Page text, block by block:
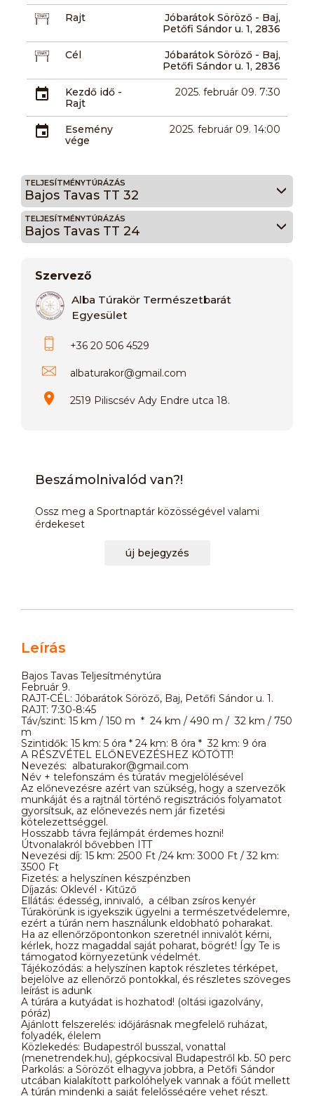
Rajt
Jóbarátok Söröző - Baj,
Petőfi Sándor u. 1, 2836
Cél
Jóbarátok Söröző - Baj,
Petőfi Sándor u. 1, 2836
Kezdő idő -
Rajt
2025. február 09. 7:30
Esemény
vége
2025. február 09. 14:00
TELJESÍTMÉNYTÚRÁZÁS
Bajos Tavas TT 32
TELJESÍTMÉNYTÚRÁZÁS
Bajos Tavas TT 24
Szervező
Alba Túrakör Természetbarát
Egyesület
+36 20 506 4529
albaturakor@gmail.com
2519 Piliscsév Ady Endre utca 18.
Beszámolnivalód van?!
Ossz meg a Sportnaptár közösségével valami
érdekeset
új bejegyzés
Leírás
Bajos Tavas Teljesítménytúra
Február 9.
​RAJT-CÉL: Jóbarátok Söröző, Baj, Petőfi Sándor u. 1.
RAJT: 7:30-8:45
Táv/szint: 15 km / 150 m * 24 km / 490 m / 32 km / 750
m
Szintidők: 15 km: 5 óra * 24 km: 8 óra * 32 km: 9 óra
A RÉSZVÉTEL ELŐNEVEZÉSHEZ KÖTÖTT!​​
Nevezés: albaturakor@gmail.com
Név + telefonszám és túratáv megjelölésével
Az előnevezésre azért van szükség, hogy a szervezők
munkáját és a rajtnál történő regisztrációs folyamatot
gyorsítsuk, az előnevezés nem jár fizetési
kötelezettséggel.
Hosszabb távra fejlámpát érdemes hozni!
Útvonalakról bővebben ITT
Nevezési díj: 15 km: 2500 Ft /24 km: 3000 Ft / 32 km:
3500 Ft
Fizetés: a helyszínen készpénzben
Díjazás: Oklevél • Kitűző
Ellátás: édesség, innivaló, a célban zsíros kenyér
Túrakörünk is igyekszik ügyelni a természetvédelemre,
ezért a túrán nem használunk eldobható poharakat.
Ha az ellenőrzőpontonkon szeretnél innivalót kérni,
kérlek, hozz magaddal saját poharat, bögrét! Így Te is
támogatod környezetünk védelmét.
Tájékozódás: a helyszínen kaptok részletes térképet,
bejelölve az ellenőrző pontokkal, és részletes szöveges
leírást is adunk
A túrára a kutyádat is hozhatod! (oltási igazolvány,
póráz)
Ajánlott felszerelés: időjárásnak megfelelő ruházat,
folyadék, élelem
Közlekedés: Budapestről busszal, vonattal
(menetrendek.hu), gépkocsival Budapestről kb. 50 perc
Parkolás: a Sörözőt elhagyva jobbra, a Petőfi Sándor
utcában kialakított parkolóhelyek vannak a főút mellett
A túrán mindenki a saját felelősségére vehet részt.